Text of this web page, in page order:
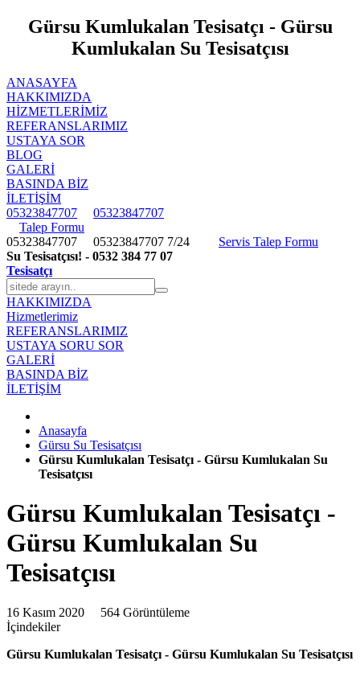
Gürsu Kumlukalan Tesisatçı - Gürsu
Kumlukalan Su Tesisatçısı
ANASAYFA
HAKKIMIZDA
HIZMETLERIMIZ
REFERANSLARIMIZ
USTAYA SOR
BLOG
GALERİ
BASINDA BİZ
İLETİŞİM
05323847707
05323847707
Talep Formu
05323847707 05323847707 7/24
Servis Talep Formu
Su Tesisatçısı! - 0532 384 77 07
Tesisatçı
HAKKIMIZDA
Hizmetlerimiz
REFERANSLARIMIZ
USTAYA SORU SOR
GALERİ
BASINDA BİZ
İLETİŞİM
Anasayfa
Gürsu Su Tesisatçısı
Gürsu Kumlukalan Tesisatçı - Gürsu Kumlukalan Su
Tesisatçısı
Gürsu Kumlukalan Tesisatçı -
Gürsu Kumlukalan Su
Tesisatçısı
16 Kasım 2020 564 Görüntüleme
İçindekiler
Gürsu Kumlukalan Tesisatçı - Gürsu Kumlukalan Su Tesisatçısı